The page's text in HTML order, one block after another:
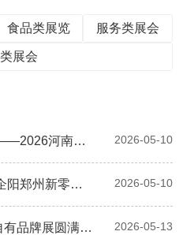
食品类展览 服务类展会
展会
聚焦多元共生 共探零售创新——2026河南零售创新大会暨第二届郑州自有品牌供应链大会圆满落幕 2026-05-10
聚力同行，圆满收官！2026企阳郑州新零售与自有品牌展现场精彩回顾 2026-05-10
感谢信 | 2026企阳新零售与自有品牌展圆满落幕：感恩有您，下届再会！ 2026-05-13